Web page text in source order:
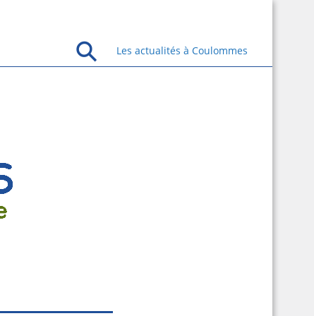
Les actualités à Coulommes